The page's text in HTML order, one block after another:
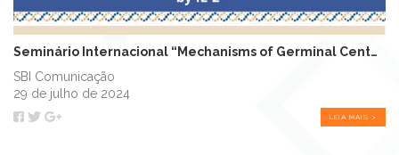
Seminário Internacional “Mechanisms of Germinal Center Reaction Modulation by...
SBI Comunicação
29 de julho de 2024
LEIA MAIS >